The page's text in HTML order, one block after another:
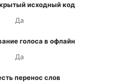
исходный код
Да
голоса в офлайн
Да
перенос слов